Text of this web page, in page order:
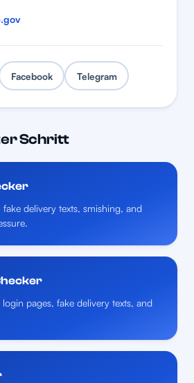
Facebook Telegram
Schritt
fake delivery texts, smishing, and
pages, fake delivery texts, and